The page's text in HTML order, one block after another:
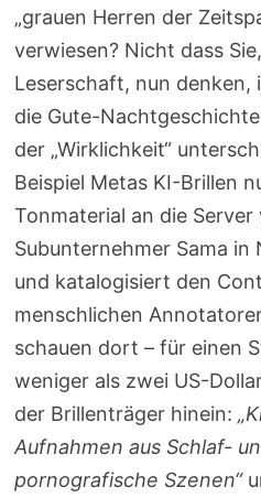
„grauen Herren der
verwiesen? Nicht dass
Leserschaft, nun
die Gute-
der „Wirklichkeit“
Beispiel Metas KI-Brillen
Tonmaterial an die Server
Subunternehmer Sama
und katalogisiert den
menschlichen
schauen dort – für einen
weniger als zwei US-
der Brillenträger hinein:
Aufnahmen aus Schlaf-
pornografische Szenen“